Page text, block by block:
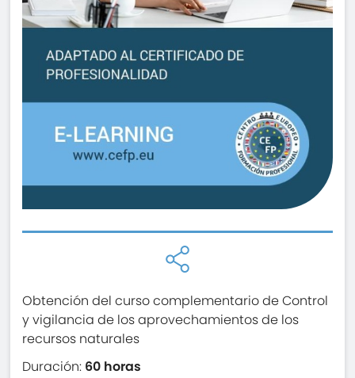
Obtención del curso complementario de Control
y vigilancia de los aprovechamientos de los
recursos naturales
Duración: 60 horas